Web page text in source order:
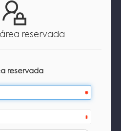
reservada
reservada